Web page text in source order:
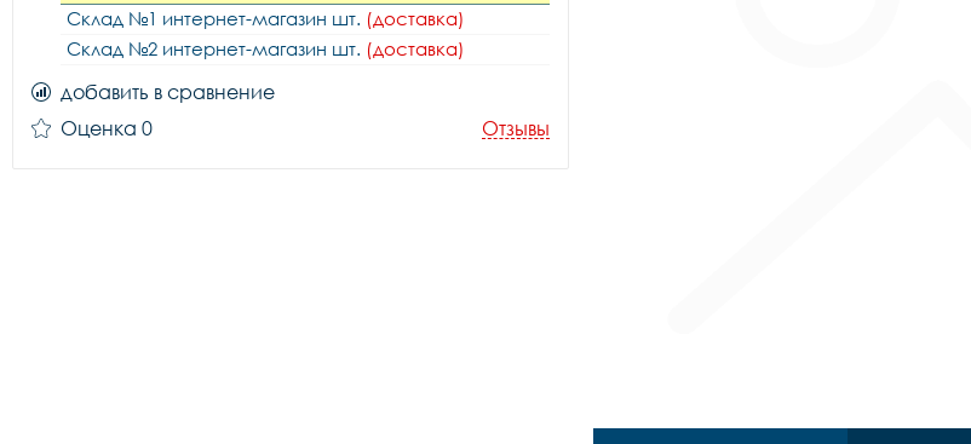
Склад №1 интернет-магазин шт. (доставка)
Склад №2 интернет-магазин шт. (доставка)
добавить в сравнение
Оценка 0
Отзывы